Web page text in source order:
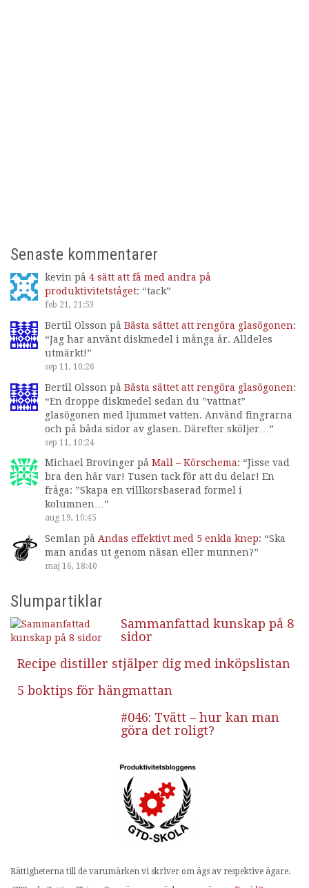
Senaste kommentarer
kevin på 4 sätt att få med andra på
produktivitetståget: “tack”
feb 21, 21:53
Bertil Olsson på Bästa sättet att rengöra glasögonen:
“Jag har använt diskmedel i många år. Alldeles
utmärkt!”
sep 11, 10:26
Bertil Olsson på Bästa sättet att rengöra glasögonen:
“En droppe diskmedel sedan du ”vattnat”
glasögonen med ljummet vatten. Använd fingrarna
och på båda sidor av glasen. Därefter sköljer… ”
sep 11, 10:24
Michael Brovinger på Mall – Körschema: “Jisse vad
bra den här var! Tusen tack för att du delar! En
fråga: ”Skapa en villkorsbaserad formel i
kolumnen…”
aug 19, 10:45
Semlan på Andas effektivt med 5 enkla knep: “Ska
man andas ut genom näsan eller munnen?”
maj 16, 18:40
Slumpartiklar
Sammanfattad kunskap på 8
sidor
Recipe distiller stjälper dig med inköpslistan
5 boktips för hängmattan
#046: Tvätt – hur kan man
göra det roligt?
Rättigheterna till de varumärken vi skriver om ägs av respektive ägare.